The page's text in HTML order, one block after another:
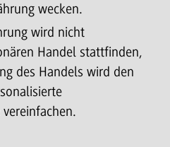
wecken.
wird nicht
Handel stattfinden,
des Handels wird den